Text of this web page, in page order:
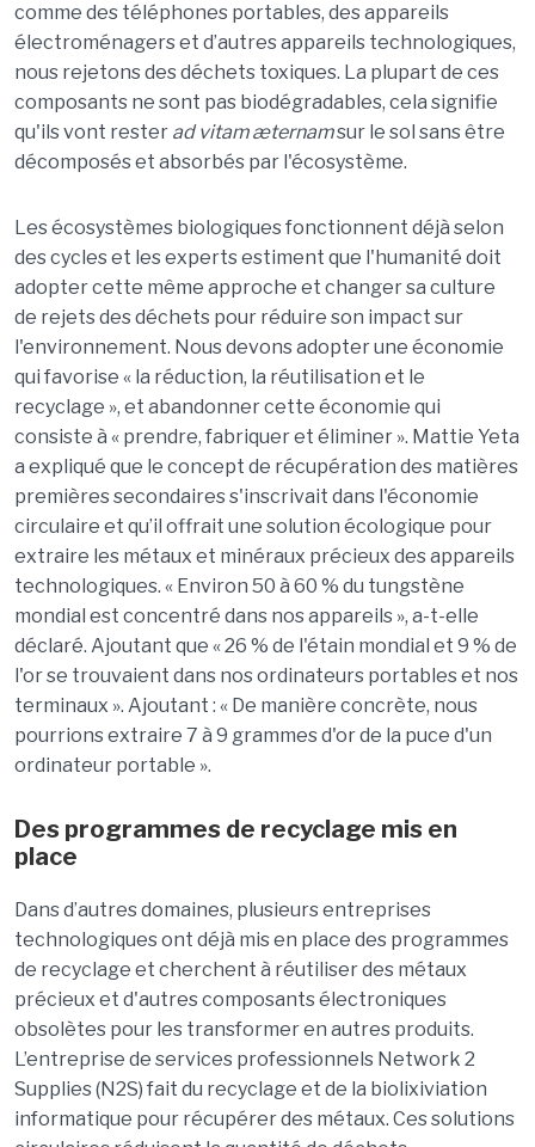
comme des téléphones portables, des appareils
électroménagers et d’autres appareils technologiques,
nous rejetons des déchets toxiques. La plupart de ces
composants ne sont pas biodégradables, cela signifie
qu'ils vont rester ad vitam æternamsur le sol sans être
décomposés et absorbés par l'écosystème.
Les écosystèmes biologiques fonctionnent déjà selon
des cycles et les experts estiment que l'humanité doit
adopter cette même approche et changer sa culture
de rejets des déchets pour réduire son impact sur
l'environnement. Nous devons adopter une économie
qui favorise « la réduction, la réutilisation et le
recyclage », et abandonner cette économie qui
consiste à « prendre, fabriquer et éliminer ». Mattie Yeta
a expliqué que le concept de récupération des matières
premières secondaires s'inscrivait dans l'économie
circulaire et qu’il offrait une solution écologique pour
extraire les métaux et minéraux précieux des appareils
technologiques. « Environ 50 à 60 % du tungstène
mondial est concentré dans nos appareils », a-t-elle
déclaré. Ajoutant que « 26 % de l'étain mondial et 9 % de
l'or se trouvaient dans nos ordinateurs portables et nos
terminaux ». Ajoutant : « De manière concrète, nous
pourrions extraire 7 à 9 grammes d'or de la puce d'un
ordinateur portable ».
Des programmes de recyclage mis en
place
Dans d’autres domaines, plusieurs entreprises
technologiques ont déjà mis en place des programmes
de recyclage et cherchent à réutiliser des métaux
précieux et d'autres composants électroniques
obsolètes pour les transformer en autres produits.
L’entreprise de services professionnels Network 2
Supplies (N2S) fait du recyclage et de la biolixiviation
informatique pour récupérer des métaux. Ces solutions